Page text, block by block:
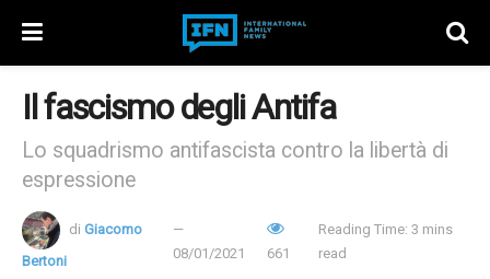
Il fascismo degli Antifa
Lo squadrismo antifascista contro la libertà di
espressione
di Giacomo
Bertoni
08/01/2021 661
Reading Time: 3 mins
read